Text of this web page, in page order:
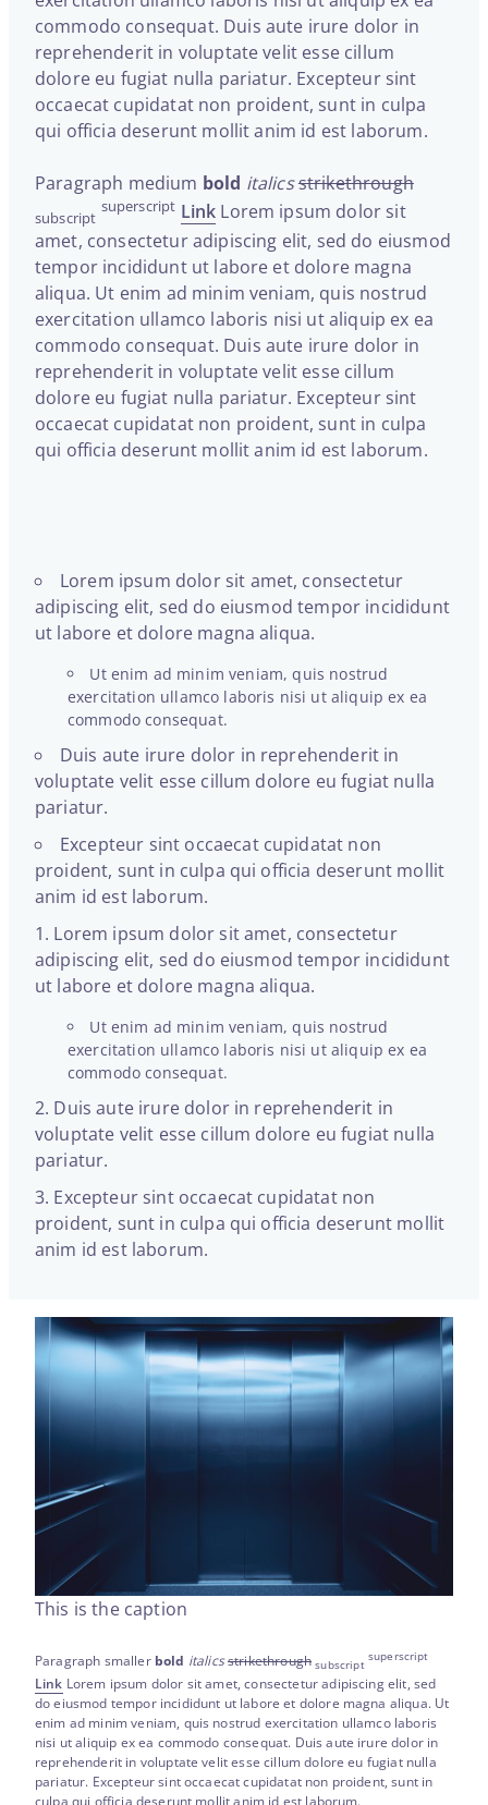
commodo consequat. Duis aute irure dolor in
reprehenderit in voluptate velit esse cillum
dolore eu fugiat nulla pariatur. Excepteur sint
occaecat cupidatat non proident, sunt in culpa
qui officia deserunt mollit anim id est laborum.
Paragraph medium bold italicsstrikethrough
subscript
superscript Link Lorem ipsum dolor sit
amet, consectetur adipiscing elit, sed do eiusmod
tempor incididunt ut labore et dolore magna
aliqua. Ut enim ad minim veniam, quis nostrud
exercitation ullamco laboris nisi ut aliquip ex ea
commodo consequat. Duis aute irure dolor in
reprehenderit in voluptate velit esse cillum
dolore eu fugiat nulla pariatur. Excepteur sint
occaecat cupidatat non proident, sunt in culpa
qui officia deserunt mollit anim id est laborum.
Lorem ipsum dolor sit amet, consectetur
adipiscing elit, sed do eiusmod tempor incididunt
ut labore et dolore magna aliqua.
Ut enim ad minim veniam, quis nostrud
exercitation ullamco laboris nisi ut aliquip ex ea
commodo consequat.
Duis aute irure dolor in reprehenderit in
voluptate velit esse cillum dolore eu fugiat nulla
pariatur.
Excepteur sint occaecat cupidatat non
proident, sunt in culpa qui officia deserunt mollit
anim id est laborum.
Lorem ipsum dolor sit amet, consectetur
adipiscing elit, sed do eiusmod tempor incididunt
ut labore et dolore magna aliqua.
Ut enim ad minim veniam, quis nostrud
exercitation ullamco laboris nisi ut aliquip ex ea
commodo consequat.
Duis aute irure dolor in reprehenderit in
voluptate velit esse cillum dolore eu fugiat nulla
pariatur.
Excepteur sint occaecat cupidatat non
proident, sunt in culpa qui officia deserunt mollit
anim id est laborum.
This is the caption
Paragraph smaller bold italicsstrikethrough subscript
superscript
Link Lorem ipsum dolor sit amet, consectetur adipiscing elit, sed
do eiusmod tempor incididunt ut labore et dolore magna aliqua. Ut
enim ad minim veniam, quis nostrud exercitation ullamco laboris
nisi ut aliquip ex ea commodo consequat. Duis aute irure dolor in
reprehenderit in voluptate velit esse cillum dolore eu fugiat nulla
pariatur. Excepteur sint occaecat cupidatat non proident, sunt in
culpa qui officia deserunt mollit anim id est laborum.